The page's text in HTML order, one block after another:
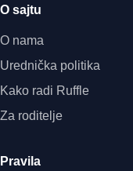
O sajtu
O nama
Urednička politika
Kako radi Ruffle
Za roditelje
Pravila